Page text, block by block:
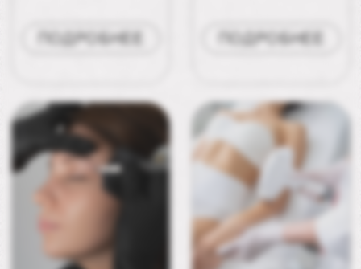
ВОЛКОВСКАЯ
СЕМЕНОВА